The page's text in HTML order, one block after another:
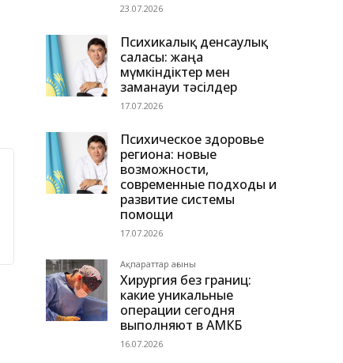
23.07.2026
Психикалық денсаулық
саласы: жаңа
мүмкіндіктер мен
заманауи тәсілдер
17.07.2026
Психическое здоровье
региона: новые
возможности,
современные подходы и
развитие системы
помощи
17.07.2026
Ақпараттар ағыны
Хирургия без границ:
какие уникальные
операции сегодня
выполняют в АМКБ
16.07.2026